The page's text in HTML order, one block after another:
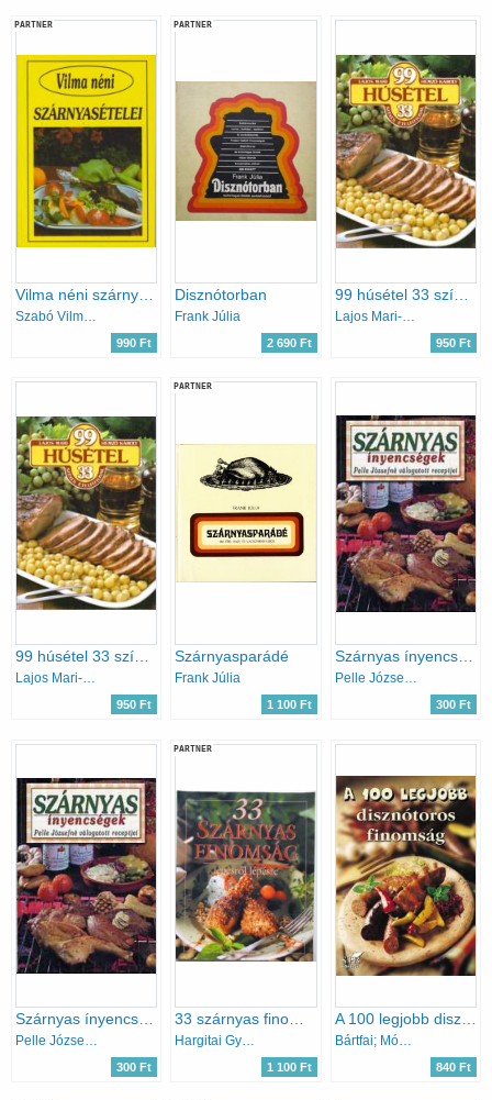
PARTNER
990 Ft
PARTNER
Disznótorban
Frank Júlia
2 690 Ft
99 húsétel 33 színes ételfotóval
Lajos Mari-Hemző Károly
950 Ft
99 húsétel 33 színes ételfotóval
Lajos Mari-Hemző Károly
950 Ft
PARTNER
Szárnyasparádé
Frank Júlia
1 100 Ft
Szárnyas ínyencségek
Pelle Józsefné
300 Ft
Pelle Józsefné
300 Ft
PARTNER
Hargitai György
1 100 Ft
A 100 legjobb disznótoros finomság
Bártfai; Mózes (szerk.)
840 Ft